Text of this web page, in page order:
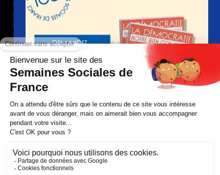
15 boulevard Gabriel Péri
92240 Malakoff France
semaines-sociales @ ssf-fr.org
+33(0) 1 74 31 69 00
Nous suivre
Devenir adhérent
Nous contacter
Faire un don